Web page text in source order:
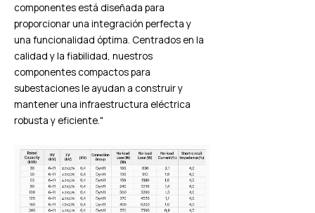
componentes está diseñada para
proporcionar una integración perfecta y
una funcionalidad óptima. Centrados en la
calidad y la fiabilidad, nuestros
componentes compactos para
subestaciones le ayudan a construir y
mantener una infraestructura eléctrica
robusta y eficiente."